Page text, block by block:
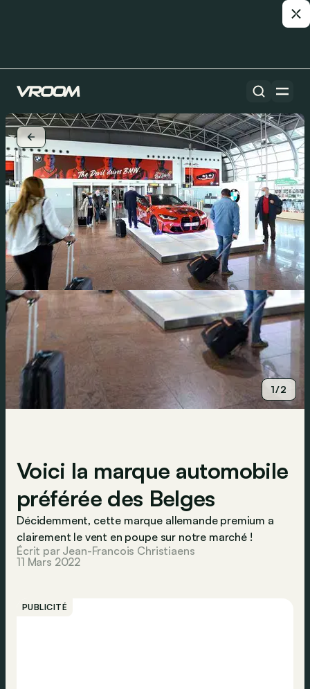
1/2
Voici la marque automobile
préférée des Belges
Décidemment, cette marque allemande premium a
clairement le vent en poupe sur notre marché !
Écrit par Jean-Francois Christiaens
11 Mars 2022
PUBLICITÉ